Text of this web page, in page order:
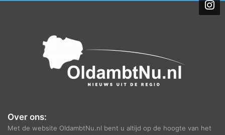
Over ons:
Met de website OldambtNu.nl bent u altijd op de hoogte van het